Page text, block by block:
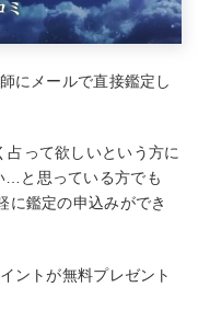
にメールで直接鑑定し
って欲しいという方に
…と思っている方でも
に鑑定の申込みができ
ントが無料プレゼント